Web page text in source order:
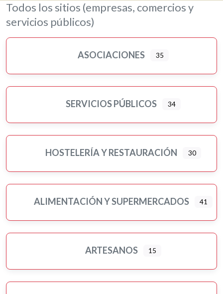
Librerías, papelerías e impresión digital
Loterías
Murales artísticos
Ópticas
Peluquerías, belleza y estética
Psicología
Servicios públicos
Tatuajes
Veterinarios/as y mascotas
Yoga
Todos los sitios (empresas, comercios y
servicios públicos)
ASOCIACIONES 35
SERVICIOS PÚBLICOS 34
HOSTELERÍA Y RESTAURACIÓN 30
ALIMENTACIÓN Y SUPERMERCADOS 41
ARTESANOS 15